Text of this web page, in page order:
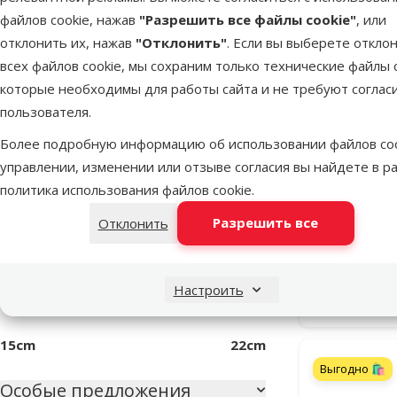
файлов cookie, нажав "Разрешить все файлы cookie", или
отклонить их, нажав "Отклонить". Если вы выберете
всех файлов cookie, мы сохраним только технические файлы
которые необходимы для работы сайта и не требуют
пользователя.
Более подробную информацию об использовании файлов
управлении, изменении или отзыве согласия вы найдете в
политика использования файлов cookie.
Отклонить
Разрешить все
Настроить
Оценка 20%
0
Материал
Пластмасса
Резина
4
Цвет
Разноцветный
15cm 22cm
Особые предложения
Выгодно 🛍️